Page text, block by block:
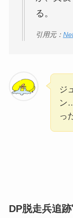
る。
引用元：
ジ
ン
っ
DP脱走兵追